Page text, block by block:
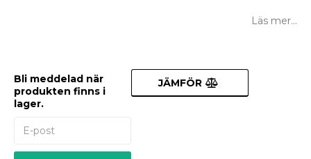
Läs mer...
Bli meddelad när
produkten finns i
lager.
JÄMFÖR